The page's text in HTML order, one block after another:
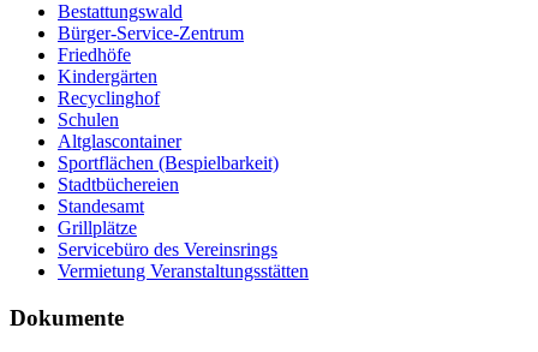
Bestattungswald
Bürger-Service-Zentrum
Friedhöfe
Kindergärten
Recyclinghof
Schulen
Altglascontainer
Sportflächen (Bespielbarkeit)
Stadtbüchereien
Standesamt
Grillplätze
Servicebüro des Vereinsrings
Vermietung Veranstaltungsstätten
Dokumente